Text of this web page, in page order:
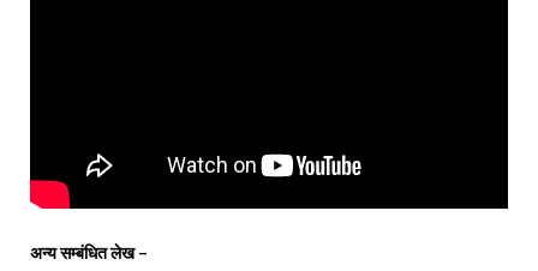
अन्य सम्बंधित लेख –